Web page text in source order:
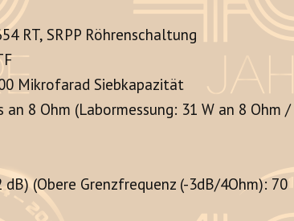
RT, SRPP Röhrenschaltung
Mikrofarad Siebkapazität
an 8 Ohm (Labormessung: 31 W an 8 Ohm /
dB) (Obere Grenzfrequenz (-3dB/4Ohm): 70